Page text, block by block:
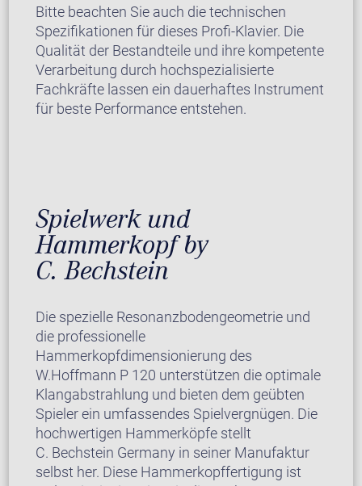
Bitte beachten Sie auch die technischen
Spezifikationen für dieses Profi-Klavier. Die
Qualität der Bestandteile und ihre kompetente
Verarbeitung durch hochspezialisierte
Fachkräfte lassen ein dauerhaftes Instrument
für beste Performance entstehen.
Spielwerk und
Hammerkopf by
C. Bechstein
Die spezielle Resonanzbodengeometrie und
die professionelle
Hammerkopfdimensionierung des
W.Hoffmann P 120 unterstützen die optimale
Klangabstrahlung und bieten dem geübten
Spieler ein umfassendes Spielvergnügen. Die
hochwertigen Hammerköpfe stellt
C. Bechstein Germany in seiner Manufaktur
selbst her. Diese Hammerkopffertigung ist